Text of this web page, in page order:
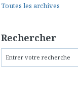
Toutes les archives
Rechercher